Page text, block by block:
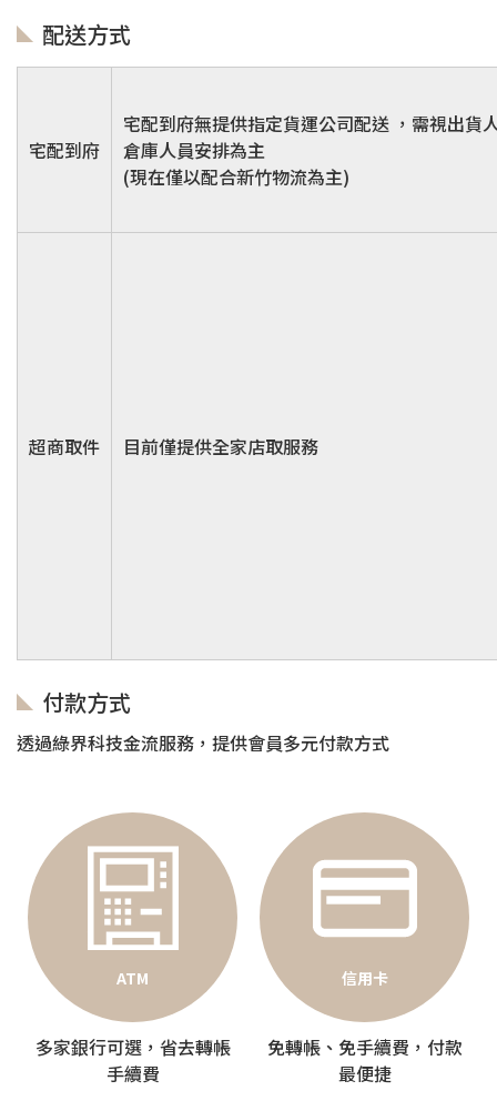
配送方式
宅配到府
宅配到府無提供指定貨運公司配送 ，需視出貨
倉庫人員安排為主
(現在僅以配合新竹物流為主)
超商取件 目前僅提供全家店取服務
付款方式
透過綠界科技金流服務，提供會員多元付款方式
ATM
多家銀行可選，省去轉帳
手續費
信用卡
免轉帳、免手續費，付款
最便捷